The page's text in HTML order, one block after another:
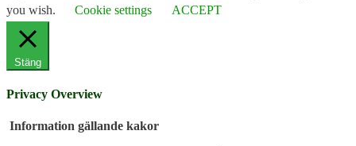
you wish.
Cookie settings ACCEPT
Stäng
Privacy Overview
Information gällande kakor